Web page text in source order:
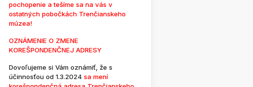
pochopenie a tešíme sa na vás v
ostatných pobočkách Trenčianskeho
múzea!
OZNÁMENIE O ZMENE
KOREŠPONDENČNEJ ADRESY
Dovoľujeme si Vám oznámiť, že s
účinnosťou od 1.3.2024 sa mení